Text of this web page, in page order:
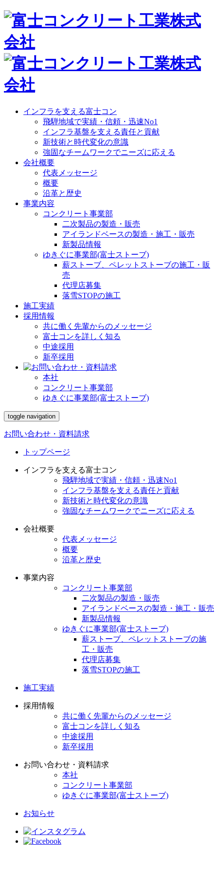
インフラを支える富士コン
飛騨地域で実績・信頼・迅速No1
インフラ基盤を支える責任と貢献
新技術と時代変化の意識
強固なチームワークでニーズに応える
会社概要
代表メッセージ
概要
沿革と歴史
事業内容
コンクリート事業部
二次製品の製造・販売
アイランドベースの製造・施工・販売
新製品情報
ゆきぐに事業部(富士ストーブ)
薪ストーブ、ペレットストーブの施工・販
売
代理店募集
落雪STOPの施工
施工実績
採用情報
共に働く先輩からのメッセージ
富士コンを詳しく知る
中途採用
新卒採用
本社
コンクリート事業部
ゆきぐに事業部(富士ストーブ)
toggle navigation
お問い合わせ・資料請求
トップページ
インフラを支える富士コン
飛騨地域で実績・信頼・迅速No1
インフラ基盤を支える責任と貢献
新技術と時代変化の意識
強固なチームワークでニーズに応える
会社概要
代表メッセージ
概要
沿革と歴史
事業内容
コンクリート事業部
二次製品の製造・販売
アイランドベースの製造・施工・販売
新製品情報
ゆきぐに事業部(富士ストーブ)
薪ストーブ、ペレットストーブの施
工・販売
代理店募集
落雪STOPの施工
施工実績
採用情報
共に働く先輩からのメッセージ
富士コンを詳しく知る
中途採用
新卒採用
お問い合わせ・資料請求
本社
コンクリート事業部
ゆきぐに事業部(富士ストーブ)
お知らせ